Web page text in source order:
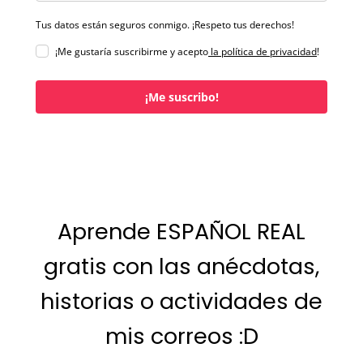
Tus datos están seguros conmigo. ¡Respeto tus derechos!
¡Me gustaría suscribirme y acepto la política de privacidad!
¡Me suscribo!
Aprende ESPAÑOL REAL
gratis con las anécdotas,
historias o actividades de
mis correos :D